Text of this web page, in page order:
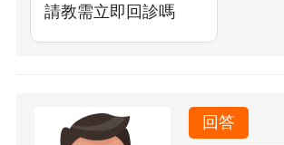
請教需立即回診嗎
回答